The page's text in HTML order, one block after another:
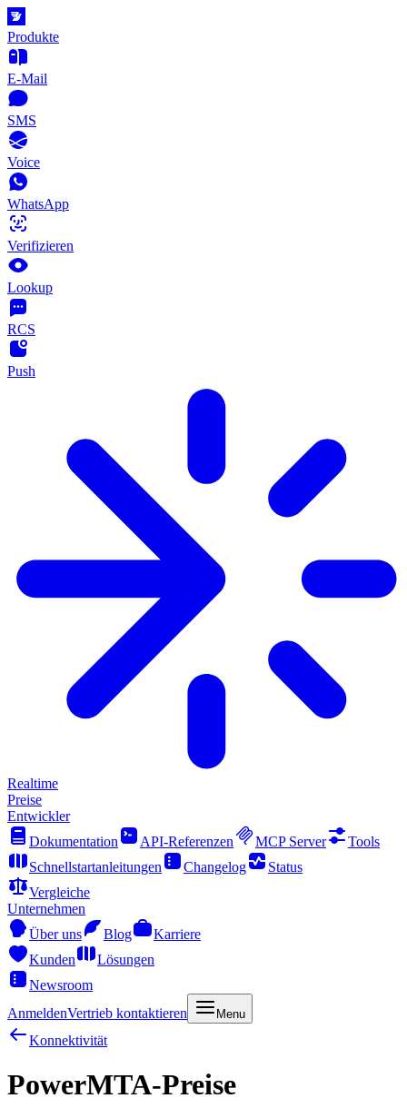
Produkte
E-Mail
SMS
Voice
WhatsApp
Verifizieren
Lookup
RCS
Push
Realtime
Preise
Entwickler
Dokumentation
API-Referenzen MCP Server
Tools
Schnellstartanleitungen
Changelog
Status
Vergleiche
Unternehmen
Über uns
Blog
Karriere
Kunden
Lösungen
Newsroom
AnmeldenVertrieb kontaktieren Menu
Konnektivität
PowerMTA-Preise